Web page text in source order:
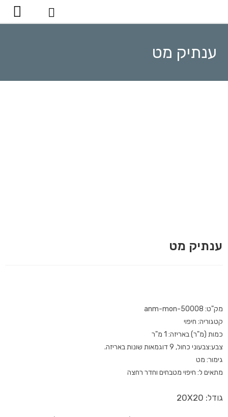
ענתיק מט
ענתיק מט
מק"ט: anm-mon-50008
קטגוריה: חיפוי
כמות (מ"ר) באריזה: 1 מ"ר
צבע:צבעוני כחול, 9 דוגמאות שונות באריזה.
גימור: מט
מתאים ל: חיפוי מטבחים וחדר רחצה
גודל: 20X20